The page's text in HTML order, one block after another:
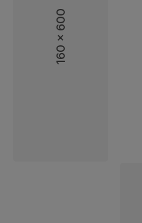
160 x 600